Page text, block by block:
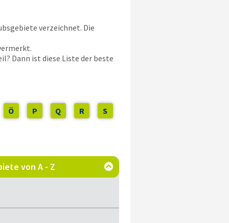
verzeichnet. Die
Dann ist diese Liste der beste
Ö P Q R S
von A - Z 